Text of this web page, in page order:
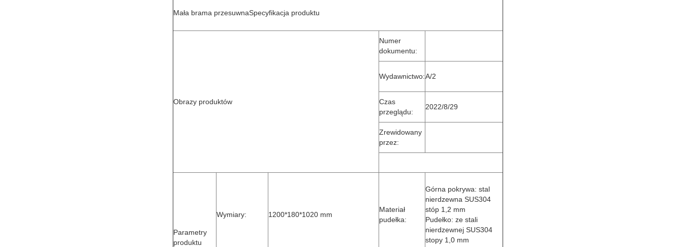
Mała brama przesuwnaSpecyfikacja produktu
Obrazy produktów
Numer
dokumentu:
Wydawnictwo:A/2
Czas
przeglądu:
2022/8/29
Zrewidowany
przez:
Parametry
produktu
Wymiary: 1200*180*1020 mm
Materiał
pudełka:
Górna pokrywa: stal
nierdzewna SUS304
stóp 1,2 mm
Pudełko: ze stali
nierdzewnej SUS304
stopy 1,0 mm